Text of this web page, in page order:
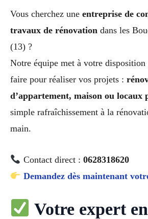
Vous cherchez une entreprise de
travaux de rénovation dans les
(13) ?
Notre équipe met à votre
faire pour réaliser vos projets :
d’appartement, maison ou locaux
simple rafraîchissement à la
main.
Contact direct : 0628318620
Demandez dès maintenant
Votre expert en